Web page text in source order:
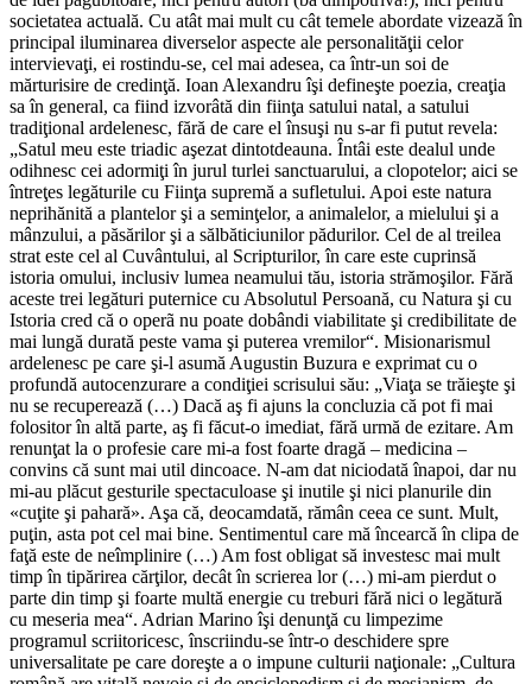
societatea actuală. Cu atât mai mult cu cât temele abordate vizează în
principal iluminarea diverselor aspecte ale personalităţii celor
intervievaţi, ei rostindu-se, cel mai adesea, ca într-un soi de
mărturisire de credinţă. Ioan Alexandru îşi defineşte poezia, creaţia
sa în general, ca fiind izvorâtă din fiinţa satului natal, a satului
tradiţional ardelenesc, fără de care el însuşi nu s-ar fi putut revela:
„Satul meu este triadic aşezat dintotdeauna. Întâi este dealul unde
odihnesc cei adormiţi în jurul turlei sanctuarului, a clopotelor; aici se
întreţes legăturile cu Fiinţa supremă a sufletului. Apoi este natura
neprihănită a plantelor şi a seminţelor, a animalelor, a mielului şi a
mânzului, a păsărilor şi a sălbăticiunilor pădurilor. Cel de al treilea
strat este cel al Cuvântului, al Scripturilor, în care este cuprinsă
istoria omului, inclusiv lumea neamului tău, istoria strămoşilor. Fără
aceste trei legături puternice cu Absolutul Persoană, cu Natura şi cu
Istoria cred că o operã nu poate dobândi viabilitate şi credibilitate de
mai lungă durată peste vama şi puterea vremilor“. Misionarismul
ardelenesc pe care şi-l asumă Augustin Buzura e exprimat cu o
profundă autocenzurare a condiţiei scrisului său: „Viaţa se trăieşte şi
nu se recuperează (…) Dacă aş fi ajuns la concluzia că pot fi mai
folositor în altă parte, aş fi făcut-o imediat, fără urmă de ezitare. Am
renunţat la o profesie care mi-a fost foarte dragă – medicina –
convins că sunt mai util dincoace. N-am dat niciodată înapoi, dar nu
mi-au plăcut gesturile spectaculoase şi inutile şi nici planurile din
«cuţite şi pahară». Aşa că, deocamdată, rămân ceea ce sunt. Mult,
puţin, asta pot cel mai bine. Sentimentul care mă încearcă în clipa de
faţă este de neîmplinire (…) Am fost obligat să investesc mai mult
timp în tipărirea cărţilor, decât în scrierea lor (…) mi-am pierdut o
parte din timp şi foarte multă energie cu treburi fără nici o legătură
cu meseria mea“. Adrian Marino îşi denunţă cu limpezime
programul scriitoricesc, înscriindu-se într-o deschidere spre
universalitate pe care doreşte a o impune culturii naţionale: „Cultura